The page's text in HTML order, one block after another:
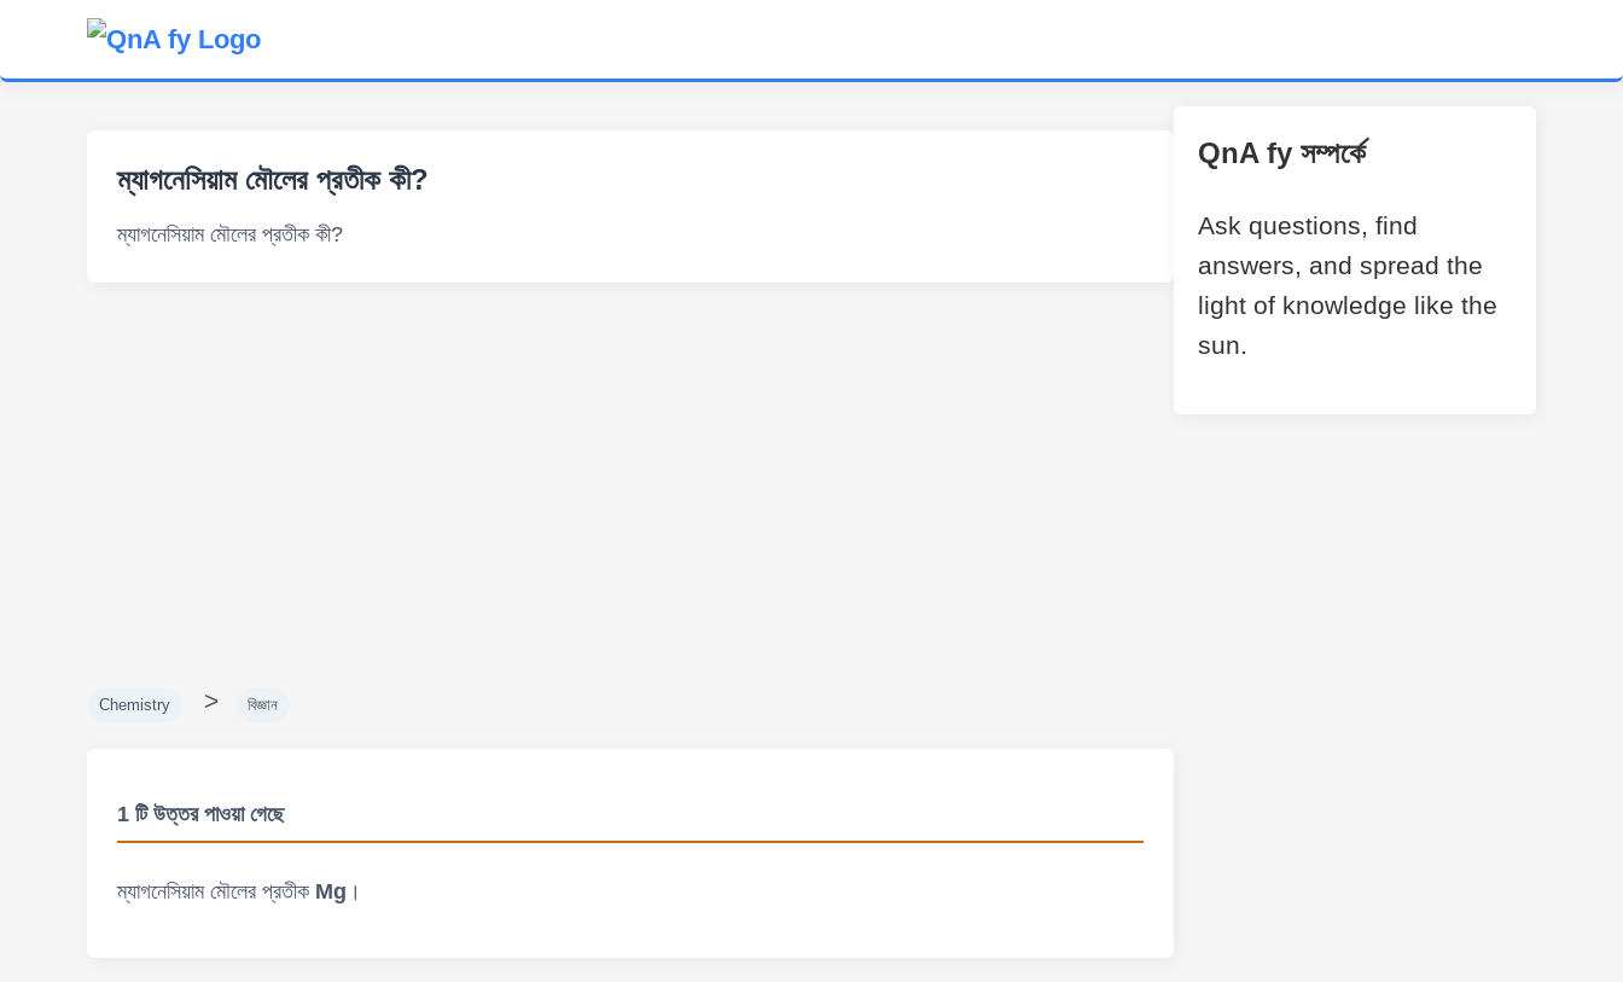
ম্যাগনেসিয়াম মৌলের প্রতীক কী?
ম্যাগনেসিয়াম মৌলের প্রতীক কী?
Chemistry > বিজ্ঞান
1 টি উত্তর পাওয়া গেছে
ম্যাগনেসিয়াম মৌলের প্রতীক Mg ।
QnA fy সম্পর্কে
Ask questions, find
answers, and spread the
light of knowledge like the
sun.